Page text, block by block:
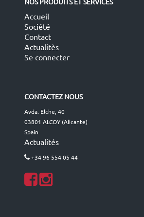
Accueil
Société
Contact
Actualitès
Se connecter
CONTACTEZ NOUS
Avda. Elche, 40
03801 ALCOY (Alicante)
Spain
Actualités
+34 96 554 05 44